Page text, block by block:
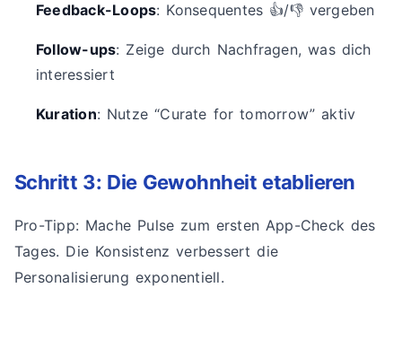
Feedback-Loops: Konsequentes 👍/👎 vergeben
Follow-ups: Zeige durch Nachfragen, was dich
interessiert
Kuration: Nutze “Curate for tomorrow” aktiv
Schritt 3: Die Gewohnheit etablieren
Pro-Tipp: Mache Pulse zum ersten App-Check des
Tages. Die Konsistenz verbessert die
Personalisierung exponentiell.